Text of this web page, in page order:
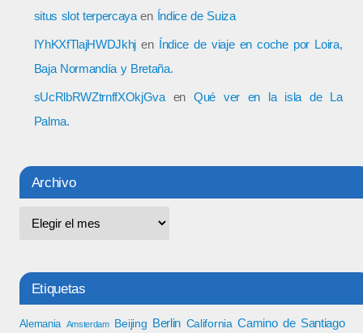
situs slot terpercayaen Índice de Suiza
IYhKXfTlajHWDJkhj en Índice de viaje en coche por Loira,
Baja Normandía y Bretaña.
sUcRlbRWZtrnffXOkjGvaen Qué ver en la isla de La
Palma.
Archivo
Etiquetas
Alemania Amsterdam Beijing Berlin California Camino de Santiago